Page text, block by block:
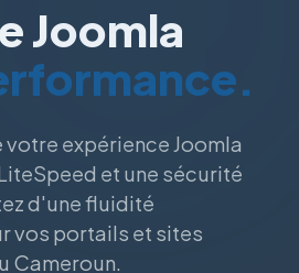
Joomla
votre expérience Joomla
et une sécurité
d'une fluidité
vos portails et sites
Cameroun.